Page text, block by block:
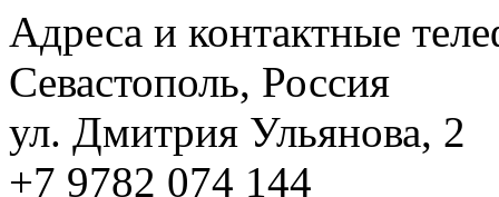
Адреса и контактные
Севастополь, Россия
ул. Дмитрия Ульянова, 2
+7 9782 074 144